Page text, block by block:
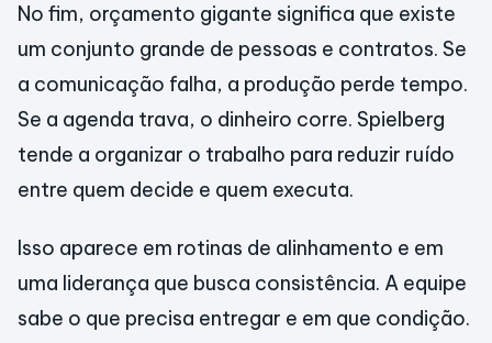
No fim, orçamento gigante significa que existe
um conjunto grande de pessoas e contratos. Se
a comunicação falha, a produção perde tempo.
Se a agenda trava, o dinheiro corre. Spielberg
tende a organizar o trabalho para reduzir ruído
entre quem decide e quem executa.
Isso aparece em rotinas de alinhamento e em
uma liderança que busca consistência. A equipe
sabe o que precisa entregar e em que condição.